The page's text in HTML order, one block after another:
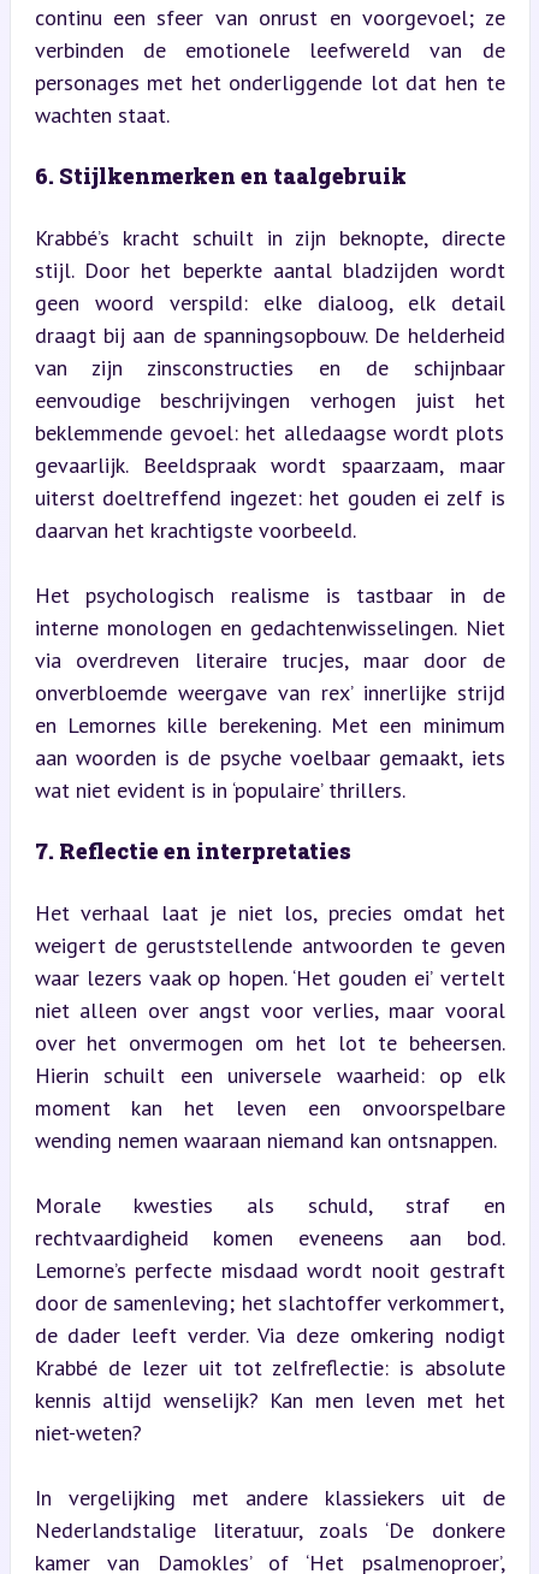
continu een sfeer van onrust en voorgevoel; ze
verbinden de emotionele leefwereld van de
personages met het onderliggende lot dat hen te
wachten staat.
6. Stijlkenmerken en taalgebruik
Krabbé’s kracht schuilt in zijn beknopte, directe
stijl. Door het beperkte aantal bladzijden wordt
geen woord verspild: elke dialoog, elk detail
draagt bij aan de spanningsopbouw. De helderheid
van zijn zinsconstructies en de schijnbaar
eenvoudige beschrijvingen verhogen juist het
beklemmende gevoel: het alledaagse wordt plots
gevaarlijk. Beeldspraak wordt spaarzaam, maar
uiterst doeltreffend ingezet: het gouden ei zelf is
daarvan het krachtigste voorbeeld.
Het psychologisch realisme is tastbaar in de
interne monologen en gedachtenwisselingen. Niet
via overdreven literaire trucjes, maar door de
onverbloemde weergave van rex’ innerlijke strijd
en Lemornes kille berekening. Met een minimum
aan woorden is de psyche voelbaar gemaakt, iets
wat niet evident is in ‘populaire’ thrillers.
7. Reflectie en interpretaties
Het verhaal laat je niet los, precies omdat het
weigert de geruststellende antwoorden te geven
waar lezers vaak op hopen. ‘Het gouden ei’ vertelt
niet alleen over angst voor verlies, maar vooral
over het onvermogen om het lot te beheersen.
Hierin schuilt een universele waarheid: op elk
moment kan het leven een onvoorspelbare
wending nemen waaraan niemand kan ontsnappen.
Morale kwesties als schuld, straf en
rechtvaardigheid komen eveneens aan bod.
Lemorne’s perfecte misdaad wordt nooit gestraft
door de samenleving; het slachtoffer verkommert,
de dader leeft verder. Via deze omkering nodigt
Krabbé de lezer uit tot zelfreflectie: is absolute
kennis altijd wenselijk? Kan men leven met het
niet-weten?
In vergelijking met andere klassiekers uit de
Nederlandstalige literatuur, zoals ‘De donkere
kamer van Damokles’ of ‘Het psalmenoproer’,